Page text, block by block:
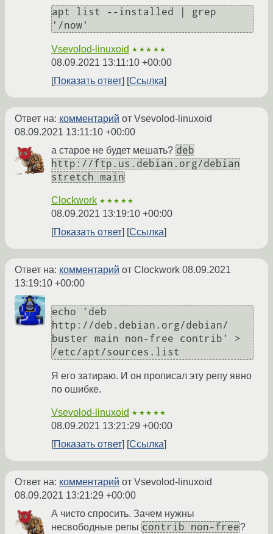
apt list --installed | grep
'/now'
Vsevolod-linuxoid ★★★★★
08.09.2021 13:11:10 +00:00
Показать ответ
Ссылка
Ответ на: комментарий от Vsevolod-linuxoid
08.09.2021 13:11:10 +00:00
а старое не будет мешать? deb
http://ftp.us.debian.org/debian
stretch main
Clockwork ★★★★★
08.09.2021 13:19:10 +00:00
Показать ответ
Ссылка
Ответ на: комментарий от Clockwork 08.09.2021
13:19:10 +00:00
echo 'deb
http://deb.debian.org/debian/
buster main non-free contrib' >
/etc/apt/sources.list
Я его затираю. И он прописал эту репу явно
по ошибке.
Vsevolod-linuxoid ★★★★★
08.09.2021 13:21:29 +00:00
Показать ответ
Ссылка
Ответ на: комментарий от Vsevolod-linuxoid
08.09.2021 13:21:29 +00:00
А чисто спросить. Зачем нужны
несвободные репы contrib non-free?